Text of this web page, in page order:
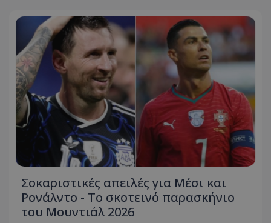
Σοκαριστικές απειλές για Μέσι και
Ρονάλντο - Το σκοτεινό παρασκήνιο
του Μουντιάλ 2026